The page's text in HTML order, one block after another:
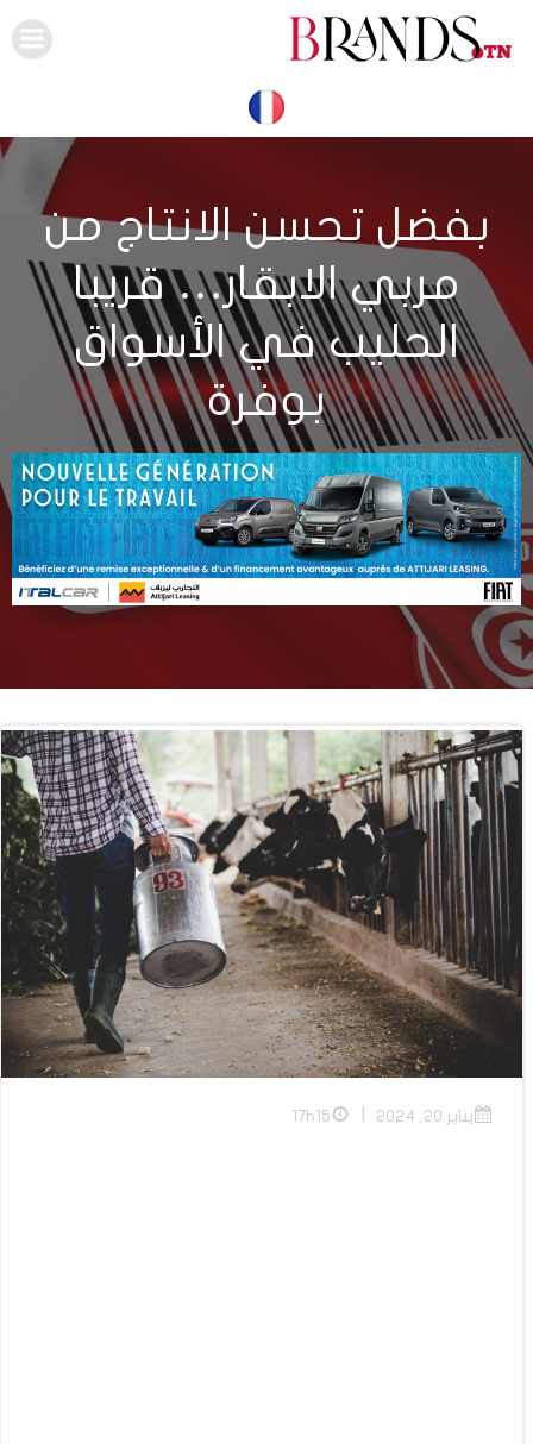
بفضل تحسن الانتاج من
مربي الابقار… قريبا
الحليب في الأسواق
بوفرة
يناير 20, 2024 17h15